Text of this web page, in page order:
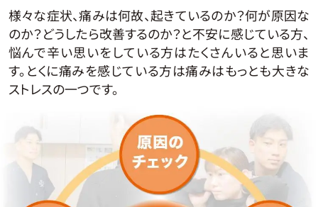
様々な症状、痛みは何故、起きているのか？何が原因な
のか？どうしたら改善するのか？と不安に感じている方、
悩んで辛い思いをしている方はたくさんいると思いま
す。とくに痛みを感じている方は痛みはもっとも大きな
ストレスの一つです。